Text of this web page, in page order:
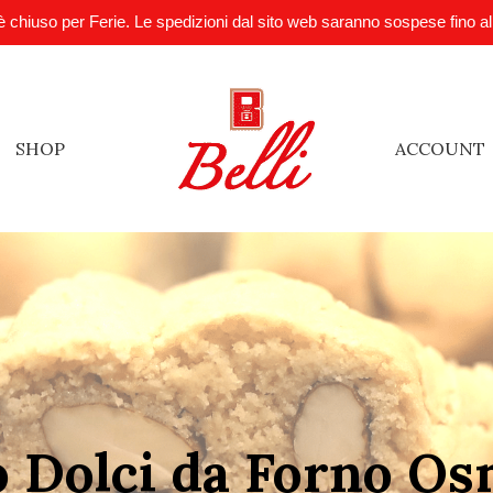
chiuso per Ferie. Le spedizioni dal sito web saranno sospese fino
SHOP ACCOUNT
Dolci da Forno